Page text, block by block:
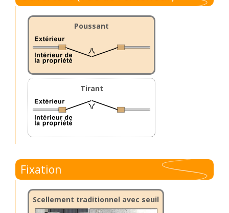
Poussant
Tirant
Fixation
Scellement traditionnel avec seuil